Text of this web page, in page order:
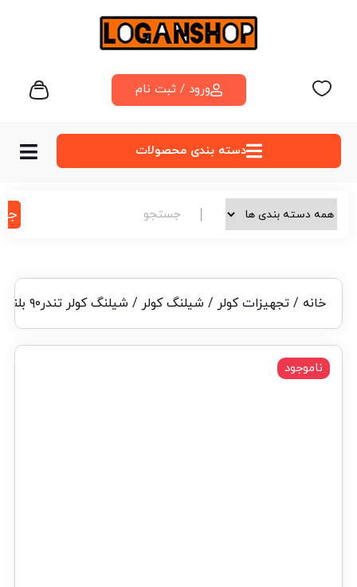
ورود / ثبت نام
دسته‌ بندی محصولات
خانه / تجهیزات کولر / شیلنگ کولر / شیلنگ کولر تندر۹۰ بلند قدیم کد ۳۹
ناموجود